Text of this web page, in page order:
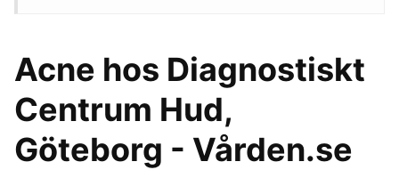
Acne hos Diagnostiskt
Centrum Hud,
Göteborg - Vården.se